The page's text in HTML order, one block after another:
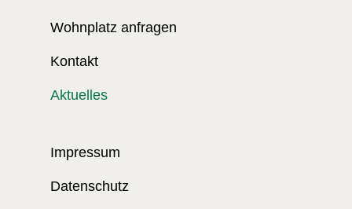
Wohnplatz anfragen
Kontakt
Aktuelles
Impressum
Datenschutz